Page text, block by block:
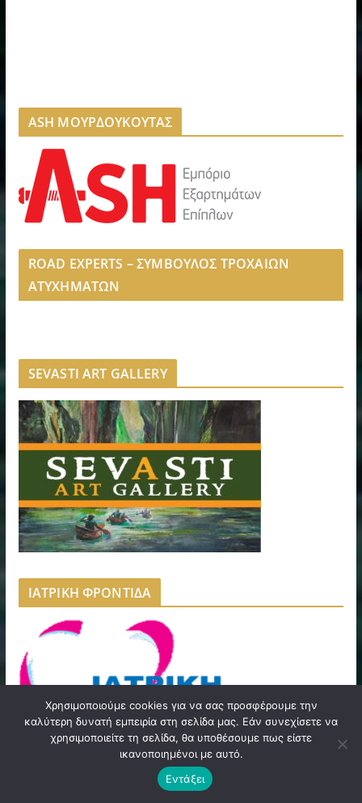
ASH ΜΟΥΡΔΟΥΚΟΥΤΑΣ
ROAD EXPERTS – ΣΥΜΒΟΥΛΟΣ ΤΡΟΧΑΙΩΝ
ΑΤΥΧΗΜΑΤΩΝ
SEVASTI ART GALLERY
ΙΑΤΡΙΚΗ ΦΡΟΝΤΙΔΑ
Χρησιμοποιούμε cookies για να σας προσφέρουμε την
καλύτερη δυνατή εμπειρία στη σελίδα μας. Εάν συνεχίσετε να
χρησιμοποιείτε τη σελίδα, θα υποθέσουμε πως είστε
ικανοποιημένοι με αυτό.
Εντάξει